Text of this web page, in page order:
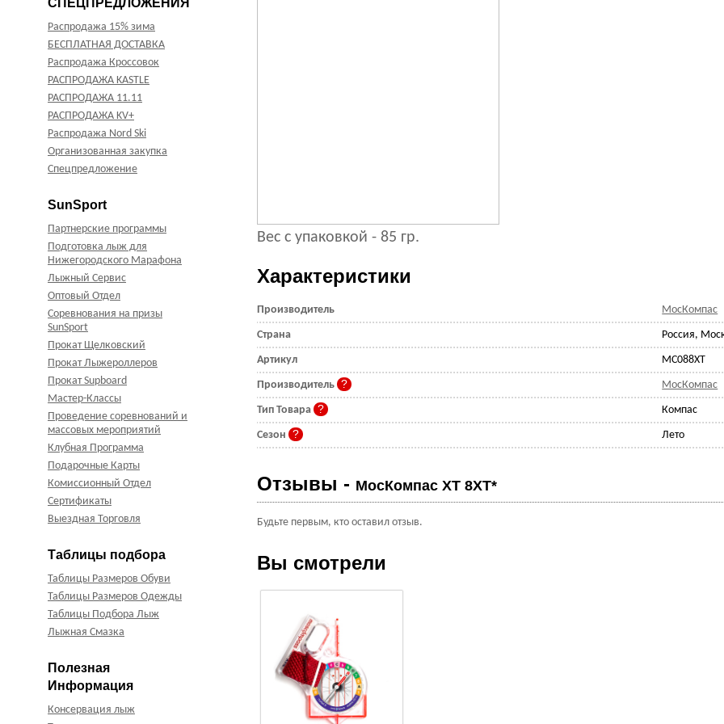
Распродажа 15% зима
БЕСПЛАТНАЯ ДОСТАВКА
Распродажа Кроссовок
РАСПРОДАЖА KASTLE
РАСПРОДАЖА 11.11
РАСПРОДАЖА KV+
Распродажа Nord Ski
Организованная закупка
Спецпредложение
SunSport
Партнерские программы
Подготовка лыж для
Нижегородского Марафона
Лыжный Сервис
Оптовый Отдел
Соревнования на призы
SunSport
Прокат Щелковский
Прокат Лыжероллеров
Прокат Supboard
Мастер-Классы
Проведение соревнований и
массовых мероприятий
Клубная Программа
Подарочные Карты
Комиссионный Отдел
Сертификаты
Выездная Торговля
Таблицы подбора
Таблицы Размеров Обуви
Таблицы Размеров Одежды
Таблицы Подбора Лыж
Лыжная Смазка
Полезная
Информация
Консервация лыж
Вес с упаковкой - 85 гр.
Характеристики
Производитель МосКомпас
Страна Россия,
Артикул MC088XT
Производитель МосКомпас
Тип Товара Компас
Сезон Лето
Отзывы - МосКомпас XT 8XT*
Будьте первым, кто оставил отзыв.
Вы смотрели